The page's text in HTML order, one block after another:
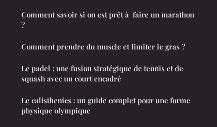
Comment savoir si on est prêt à faire un marathon
?
Comment prendre du muscle et limiter le gras ?
Le padel : une fusion stratégique de tennis et de
squash avec un court encadré
Le calisthenics : un guide complet pour une forme
physique olympique